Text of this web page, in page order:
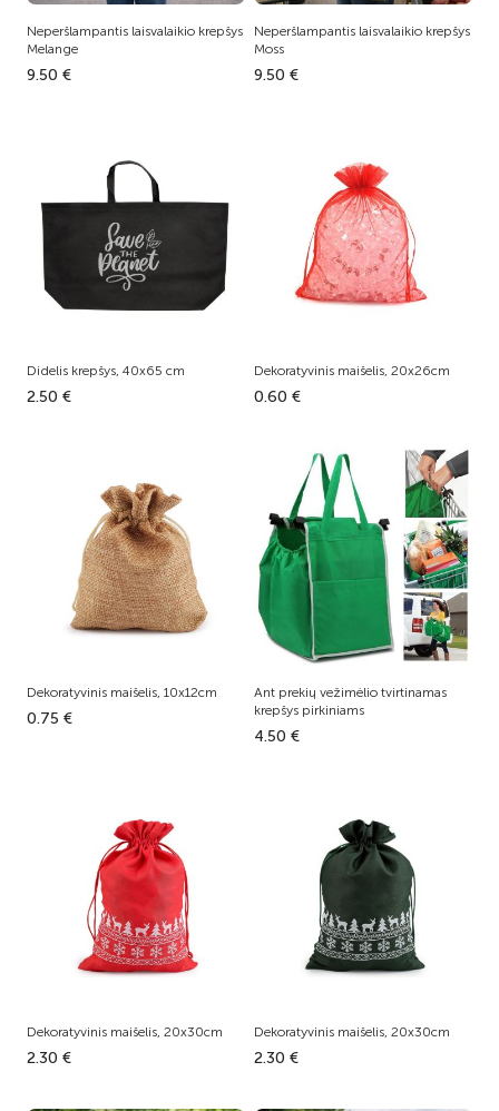
Neperšlampantis laisvalaikio krepšys
Melange
9.50 €
Neperšlampantis laisvalaikio krepšys
Moss
9.50 €
Didelis krepšys, 40x65 cm
2.50 €
Dekoratyvinis maišelis, 20x26cm
0.60 €
Dekoratyvinis maišelis, 10x12cm
0.75 €
Ant prekių vežimėlio tvirtinamas
krepšys pirkiniams
4.50 €
Dekoratyvinis maišelis, 20x30cm
2.30 €
Dekoratyvinis maišelis, 20x30cm
2.30 €